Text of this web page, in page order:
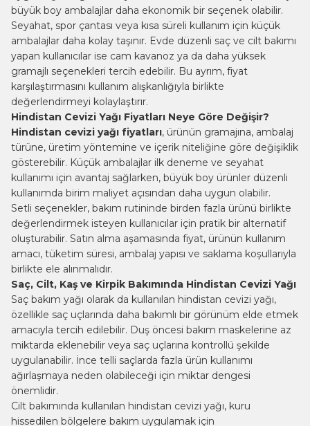
büyük boy ambalajlar daha ekonomik bir seçenek olabilir.
Seyahat, spor çantası veya kısa süreli kullanım için küçük
ambalajlar daha kolay taşınır. Evde düzenli saç ve cilt bakımı
yapan kullanıcılar ise cam kavanoz ya da daha yüksek
gramajlı seçenekleri tercih edebilir. Bu ayrım, fiyat
karşılaştırmasını kullanım alışkanlığıyla birlikte
değerlendirmeyi kolaylaştırır.
Hindistan Cevizi Yağı Fiyatları Neye Göre Değişir?
Hindistan cevizi yağı fiyatları, ürünün gramajına, ambalaj
türüne, üretim yöntemine ve içerik niteliğine göre değişiklik
gösterebilir. Küçük ambalajlar ilk deneme ve seyahat
kullanımı için avantaj sağlarken, büyük boy ürünler düzenli
kullanımda birim maliyet açısından daha uygun olabilir.
Setli seçenekler, bakım rutininde birden fazla ürünü birlikte
değerlendirmek isteyen kullanıcılar için pratik bir alternatif
oluşturabilir. Satın alma aşamasında fiyat, ürünün kullanım
amacı, tüketim süresi, ambalaj yapısı ve saklama koşullarıyla
birlikte ele alınmalıdır.
Saç, Cilt, Kaş ve Kirpik Bakımında Hindistan Cevizi Yağı
Saç bakım yağı olarak da kullanılan hindistan cevizi yağı,
özellikle saç uçlarında daha bakımlı bir görünüm elde etmek
amacıyla tercih edilebilir. Duş öncesi bakım maskelerine az
miktarda eklenebilir veya saç uçlarına kontrollü şekilde
uygulanabilir. İnce telli saçlarda fazla ürün kullanımı
ağırlaşmaya neden olabileceği için miktar dengesi
önemlidir.
Cilt bakımında kullanılan hindistan cevizi yağı, kuru
hissedilen bölgelere bakım uygulamak için